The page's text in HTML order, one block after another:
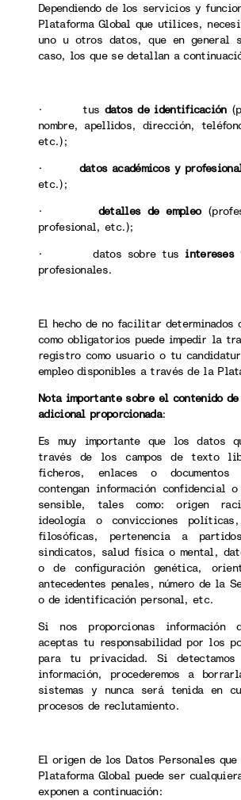
Dependiendo de los servicios y
Plataforma Global que utilices,
uno u otros datos, que en general
caso, los que se detallan a
· tus datos de identificación
nombre, apellidos, dirección,
etc.);
· datos académicos y
etc.);
· detalles de empleo
profesional, etc.);
· datos sobre tus intereses
profesionales.
El hecho de no facilitar determinados
como obligatorios puede impedir la
registro como usuario o tu
empleo disponibles a través de la
Nota importante sobre el contenido
adicional proporcionada:
Es muy importante que los datos
través de los campos de texto
ficheros, enlaces o documentos
contengan información confidencial o
sensible, tales como: origen
ideología o convicciones
filosóficas, pertenencia a
sindicatos, salud física o mental,
o de configuración genética,
antecedentes penales, número de la
o de identificación personal, etc.
Si nos proporcionas información
aceptas tu responsabilidad por los
para tu privacidad. Si
información, procederemos a
sistemas y nunca será tenida en
procesos de reclutamiento.
El origen de los Datos Personales
Plataforma Global puede ser
exponen a continuación: